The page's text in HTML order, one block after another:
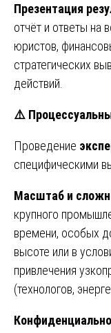
Презентация
отчёт и ответы на
юристов,
стратегических
действий.
⚠
Проведение
специфическими
Масштаб и
крупного
времени, особых
высоте или в
привлечения
(технологов,